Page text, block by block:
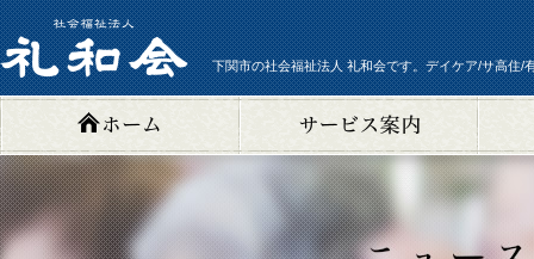
下関市の社会福祉法人 礼和会です。デイケア/サ高住/